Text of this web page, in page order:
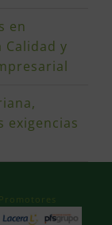
en
Calidad y
exigencias
Promotores